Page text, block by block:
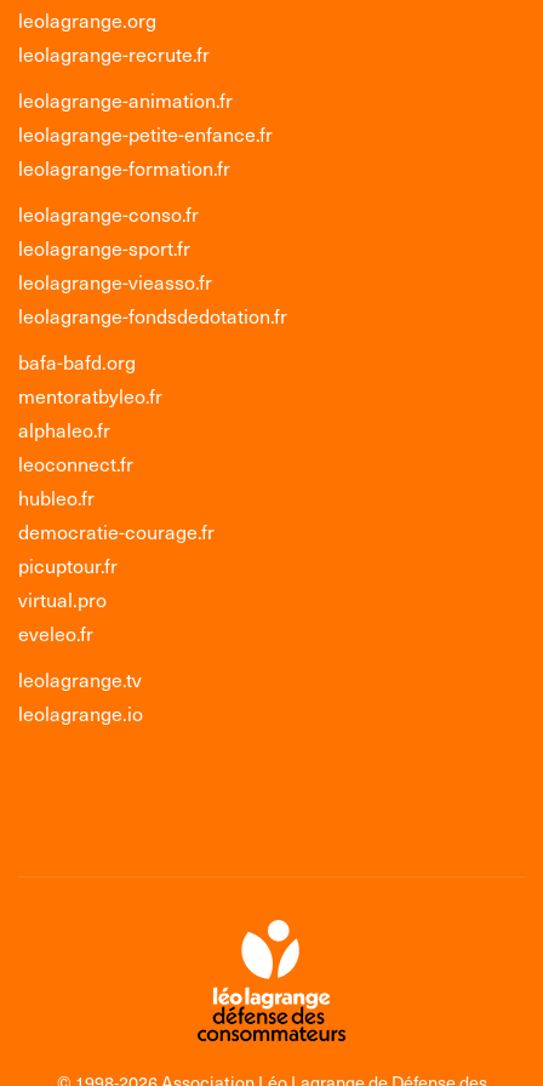
leolagrange.org
leolagrange-recrute.fr
leolagrange-animation.fr
leolagrange-petite-enfance.fr
leolagrange-formation.fr
leolagrange-conso.fr
leolagrange-sport.fr
leolagrange-vieasso.fr
leolagrange-fondsdedotation.fr
bafa-bafd.org
mentoratbyleo.fr
alphaleo.fr
leoconnect.fr
hubleo.fr
democratie-courage.fr
picuptour.fr
virtual.pro
eveleo.fr
leolagrange.tv
leolagrange.io